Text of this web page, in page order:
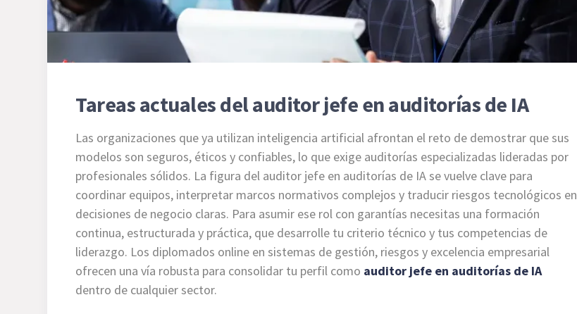
Tareas actuales del auditor jefe en auditorías de IA
Las organizaciones que ya utilizan inteligencia artificial afrontan el reto de demostrar que sus
modelos son seguros, éticos y confiables, lo que exige auditorías especializadas lideradas por
profesionales sólidos. La figura del auditor jefe en auditorías de IA se vuelve clave para
coordinar equipos, interpretar marcos normativos complejos y traducir riesgos tecnológicos en
decisiones de negocio claras. Para asumir ese rol con garantías necesitas una formación
continua, estructurada y práctica, que desarrolle tu criterio técnico y tus competencias de
liderazgo. Los diplomados online en sistemas de gestión, riesgos y excelencia empresarial
ofrecen una vía robusta para consolidar tu perfil como auditor jefe en auditorías de IA
dentro de cualquier sector.